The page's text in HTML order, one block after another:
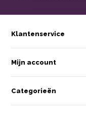
Klantenservice
Mijn account
Categorieën